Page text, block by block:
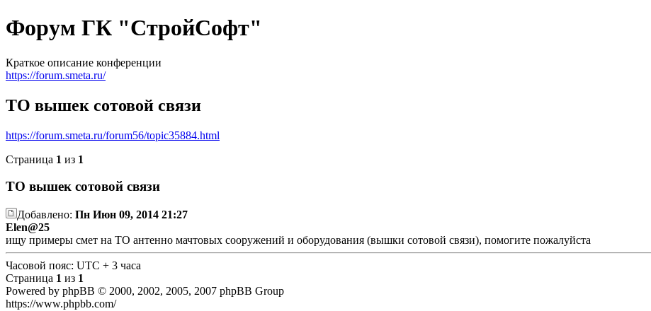
Форум ГК "СтройСофт"
Краткое описание конференции
https://forum.smeta.ru/
ТО вышек сотовой связи
https://forum.smeta.ru/forum56/topic35884.html
Страница 1 из 1
ТО вышек сотовой связи
Добавлено: Пн Июн 09, 2014 21:27
Elen@25
ищу примеры смет на ТО антенно мачтовых сооружений и оборудования (вышки сотовой связи), помогите пожалуйста
Часовой пояс: UTC + 3 часа
Страница 1 из 1
Powered by phpBB © 2000, 2002, 2005, 2007 phpBB Group
https://www.phpbb.com/